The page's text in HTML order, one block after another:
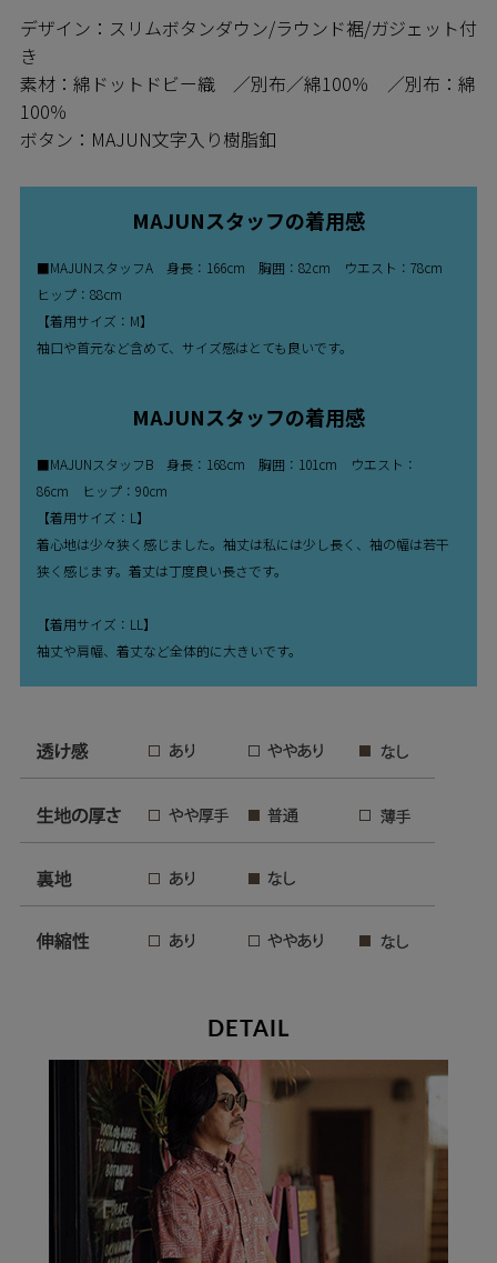
デザイン：スリムボタンダウン/ラウンド裾/ガジェット付
き
素材：綿ドットドビー織 ／別布／綿100％ ／別布：綿
100％
ボタン：MAJUN文字入り樹脂釦
MAJUNスタッフの着用感
■MAJUNスタッフA 身長：166cm 胸囲：82cm ウエスト：78cm
ヒップ：88cm
【着用サイズ：M】
袖口や首元など含めて、サイズ感はとても良いです。
MAJUNスタッフの着用感
■MAJUNスタッフB 身長：168cm 胸囲：101cm ウエスト：
86cm ヒップ：90cm
【着用サイズ：L】
着心地は少々狭く感じました。袖丈は私には少し長く、袖の幅は若干
狭く感じます。着丈は丁度良い長さです。
【着用サイズ：LL】
袖丈や肩幅、着丈など全体的に大きいです。
DETAIL